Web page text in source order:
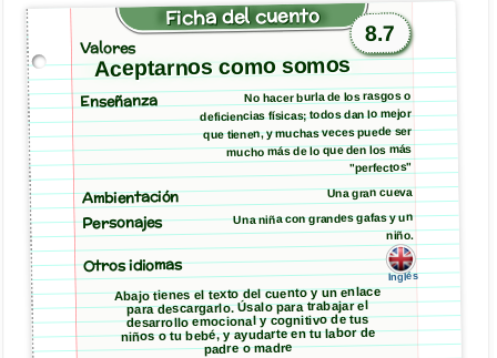
Ficha del cuento
8.7
Valores
Aceptarnos como somos
Enseñanza No hacer burla de los rasgos o
deficiencias físicas; todos dan lo mejor
que tienen, y muchas veces puede ser
mucho más de lo que den los más
"perfectos"
Ambientación Una gran cueva
Personajes Una niña con grandes gafas y un
niño.
Otros idiomas
Inglés
Abajo tienes el texto del cuento y un enlace
para descargarlo. Úsalo para trabajar el
desarrollo emocional y cognitivo de tus
niños o tu bebé, y ayudarte en tu labor de
padre o madre